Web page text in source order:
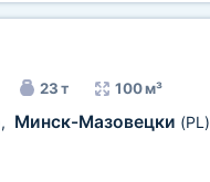
23 т 100 м³
, Минск-Мазовецки (PL)